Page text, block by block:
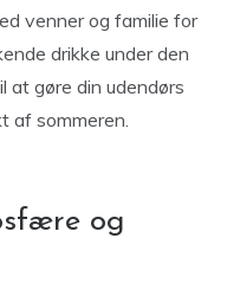
venner og familie for
drikke under den
at gøre din udendørs
af sommeren.
og